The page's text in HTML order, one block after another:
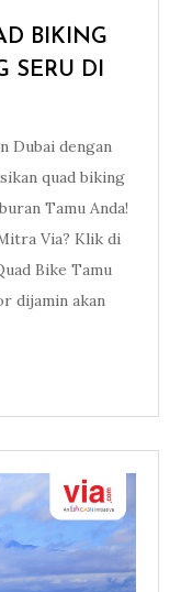
BIKING
SERU DI
Dubai dengan
quad biking
Tamu Anda!
Via? Klik di
Bike Tamu
dijamin akan